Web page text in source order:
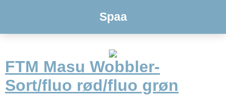
Spaa
FTM Masu Wobbler-
Sort/fluo rød/fluo grøn